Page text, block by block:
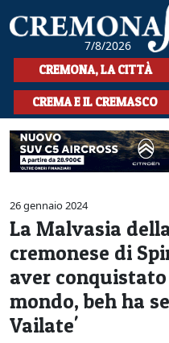
7/8/2026
HOME
CRONACA
SPORT
LA MUSICA
CULTURA
LA STORIA
L'EDITORIALE
SEZIONI
CREMONA, LA CITTÀ
CREMA E IL CREMASCO
26 gennaio 2024
La Malvasia
cremonese di
aver
mondo, beh ha
Vailate'